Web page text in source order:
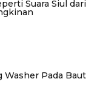
Suara Siul dari
Washer Pada Baut